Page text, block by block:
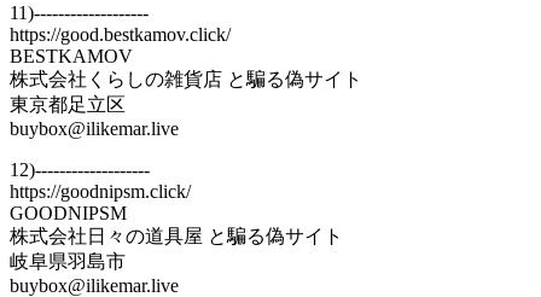
11)-------------------
https://good.bestkamov.click/
BESTKAMOV
株式会社くらしの雑貨店 と騙る偽サイト
東京都足立区
buybox@ilikemar.live
12)-------------------
https://goodnipsm.click/
GOODNIPSM
株式会社日々の道具屋 と騙る偽サイト
岐阜県羽島市
buybox@ilikemar.live